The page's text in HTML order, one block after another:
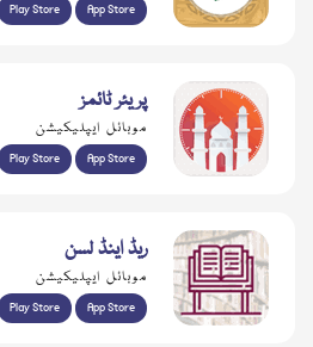
Play Store App Store
پریئر ٹائمز
موبائل ایپلیکیشن
Play Store App Store
ریڈ اینڈ لسن
موبائل ایپلیکیشن
Play Store App Store